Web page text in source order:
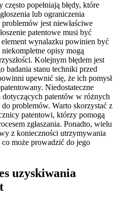
popełniają błędy, które
lub ograniczenia
jest niewłaściwe
patentowe musi być
element wynalazku powinien być
opisy mogą
Kolejnym błędem jest
badania stanu techniki przed
upewnić się, że ich pomysł
Niedostateczne
patentów w różnych
problemów. Warto skorzystać z
patentowi, którzy pomogą
zgłaszania. Ponadto, wielu
z konieczności utrzymywania
co może prowadzić do jego
uzyskiwania